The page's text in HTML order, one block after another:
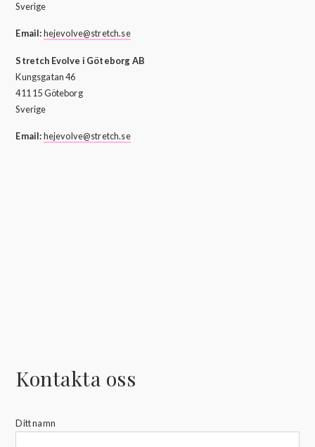
Sverige
Email:hejevolve@stretch.se
Stretch Evolve i Göteborg AB
Kungsgatan 46
411 15 Göteborg
Sverige
Email:hejevolve@stretch.se
Kontakta oss
Ditt namn